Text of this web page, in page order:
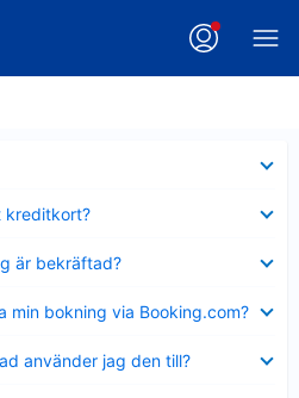
kreditkort?
är bekräftad?
min bokning via Booking.com?
använder jag den till?